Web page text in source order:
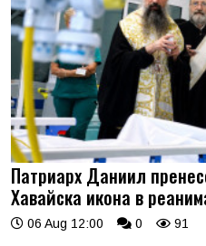
Патриарх Даниил
Хавайска икона в
06 Aug 12:00 0 91